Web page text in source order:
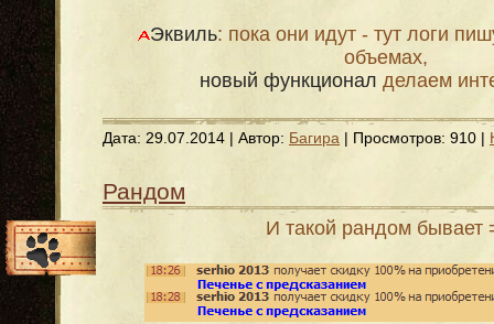
Эквиль: пока они идут - тут логи
объемах,
новый функционал делаем
Дата: 29.07.2014 | Автор: Багира | Просмотров: 910 |
Рандом
И такой рандом бывает